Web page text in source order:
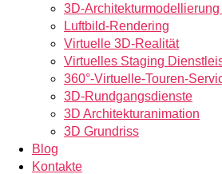
3D-
Luftbild-Rendering
Virtuelle 3D-Realität
Virtuelles Staging
360°-Virtuelle-Touren-
3D-Rundgangsdienste
3D Architekturanimation
3D Grundriss
Blog
Kontakte